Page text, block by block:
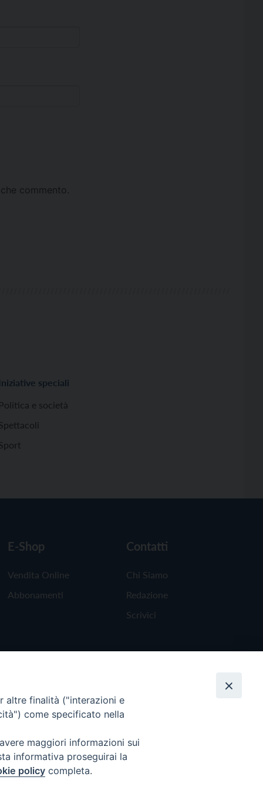
commento.
Iniziative speciali
Politica e società
E-Shop
Vendita Online
Abbonamenti
Contatti
Chi Siamo
Redazione
Scrivici
altre finalità ("interazioni e
come specificato nella
maggiori informazioni sui
informativa proseguirai la
policy completa.